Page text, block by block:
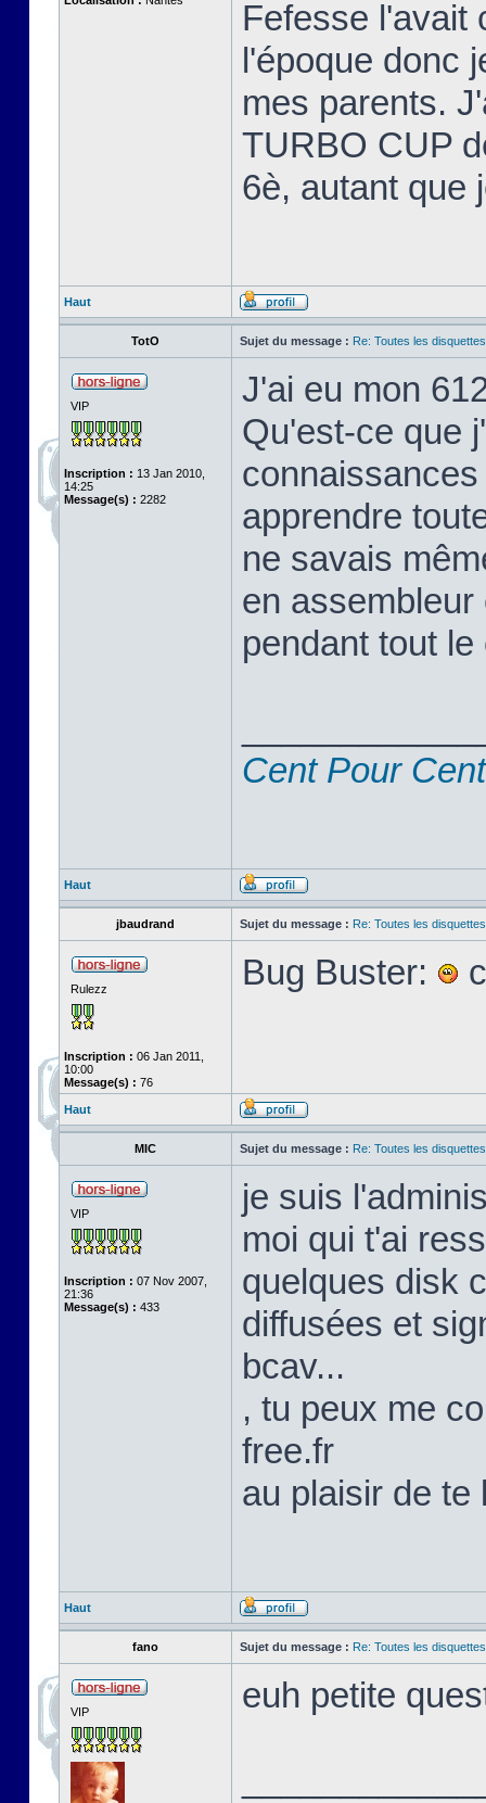
Fefesse l'avait
l'époque donc
mes parents.
TURBO CUP
6è, autant que
Haut
TotO Sujet du message : Re: Toutes les
VIP
Inscription : 13 Jan 2010,
14:25
Message(s) : 2282
J'ai eu mon
Qu'est-ce que
apprendre
ne savais
en
pendant tout le
Cent Pour Cent
Haut
jbaudrand Sujet du message : Re: Toutes les
Rulezz
Inscription : 06 Jan 2011,
10:00
Message(s) : 76
Bug Buster:
Haut
MIC Sujet du message : Re: Toutes les
VIP
Inscription : 07 Nov 2007,
21:36
Message(s) : 433
je suis
moi qui t'ai
quelques disk
diffusées et
bcav...
, tu peux me
free.fr
au plaisir de te
Haut
fano Sujet du message : Re: Toutes les
VIP euh petite